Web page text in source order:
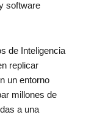
software
de Inteligencia
replicar
un entorno
millones de
a una